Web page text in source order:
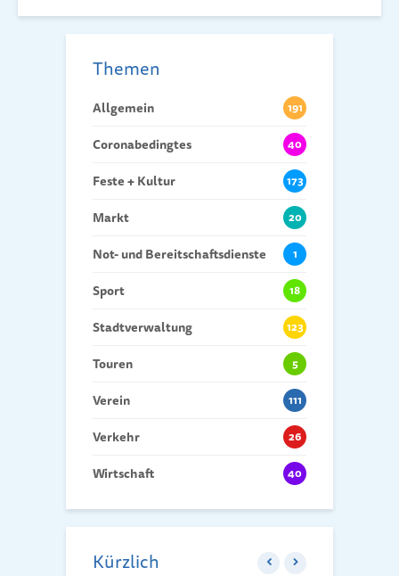
Themen
Allgemein 191
Coronabedingtes 40
Feste + Kultur 173
Markt 20
Not- und Bereitschaftsdienste 1
Sport 18
Stadtverwaltung 123
Touren 5
Verein 111
Verkehr 26
Wirtschaft 40
Kürzlich